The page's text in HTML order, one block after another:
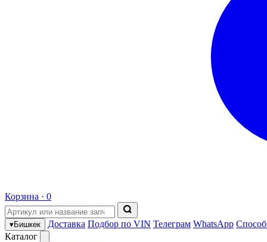
Корзина · 0
▾Бишкек Доставка Подбор по VIN Телеграм WhatsApp
Каталог